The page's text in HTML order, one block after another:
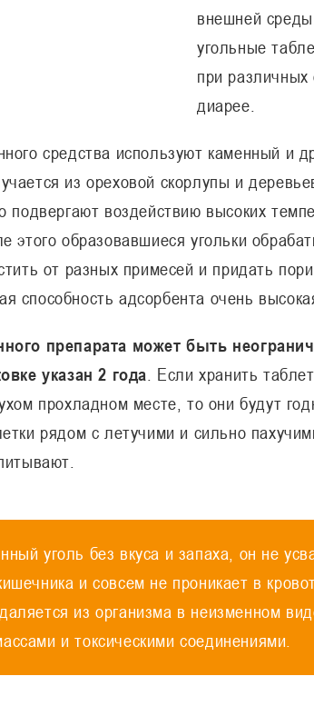
внешней
угольные
при различных
диарее.
средства используют каменный и
из ореховой скорлупы и
воздействию высоких
этого образовавшиеся угольки
от разных примесей и придать
способность адсорбента очень
препарата может быть
указан 2 года . Если хранить
прохладном месте, то они будут
рядом с летучими и сильно
уголь без вкуса и запаха, он не
и совсем не проникает в
из организма в неизменном
и токсическими соединениями.